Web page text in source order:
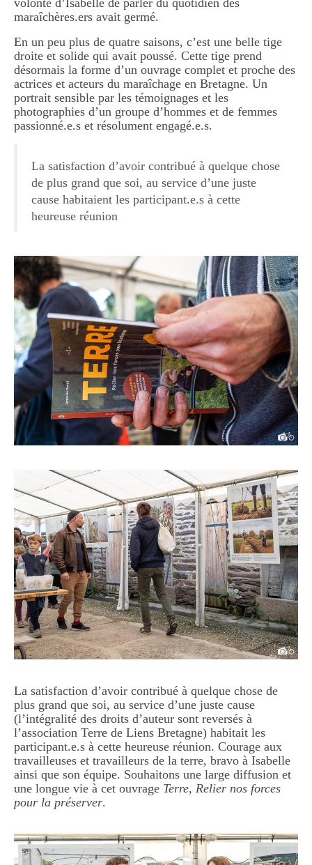
maraîchères.ers avait germé.
En un peu plus de quatre saisons, c’est une belle tige
droite et solide qui avait poussé. Cette tige prend
désormais la forme d’un ouvrage complet et proche des
actrices et acteurs du maraîchage en Bretagne. Un
portrait sensible par les témoignages et les
photographies d’un groupe d’hommes et de femmes
passionné.e.s et résolument engagé.e.s.
La satisfaction d’avoir contribué à quelque chose
de plus grand que soi, au service d’une juste
cause habitaient les participant.e.s à cette
heureuse réunion
La satisfaction d’avoir contribué à quelque chose de
plus grand que soi, au service d’une juste cause
(l’intégralité des droits d’auteur sont reversés à
l’association Terre de Liens Bretagne) habitait les
participant.e.s à cette heureuse réunion. Courage aux
travailleuses et travailleurs de la terre, bravo à Isabelle
ainsi que son équipe. Souhaitons une large diffusion et
une longue vie à cet ouvrage Terre, Relier nos forces
pour la préserver.